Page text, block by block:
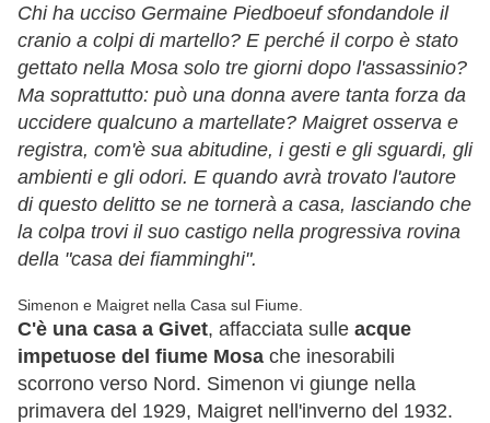
Chi ha ucciso Germaine Piedboeuf sfondandole il
cranio a colpi di martello? E perché il corpo è stato
gettato nella Mosa solo tre giorni dopo l'assassinio?
Ma soprattutto: può una donna avere tanta forza da
uccidere qualcuno a martellate? Maigret osserva e
registra, com'è sua abitudine, i gesti e gli sguardi, gli
ambienti e gli odori. E quando avrà trovato l'autore
di questo delitto se ne tornerà a casa, lasciando che
la colpa trovi il suo castigo nella progressiva rovina
della "casa dei fiamminghi".
Simenon e Maigret nella Casa sul Fiume.
C'è una casa a Givet, affacciata sulle acque
impetuose del fiume Mosa che inesorabili
scorrono verso Nord. Simenon vi giunge nella
primavera del 1929, Maigret nell'inverno del 1932.